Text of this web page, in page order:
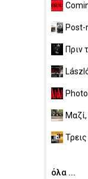
Post-
Πριν
όλα ...